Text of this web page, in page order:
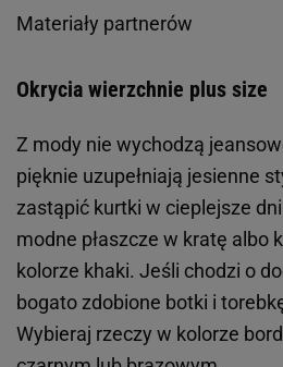
Materiały partnerów
Okrycia wierzchnie plus size
Z mody nie wychodzą
pięknie uzupełniają jesienne
zastąpić kurtki w cieplejsze
modne płaszcze w kratę albo
kolorze khaki. Jeśli chodzi o
bogato zdobione botki i
Wybieraj rzeczy w kolorze